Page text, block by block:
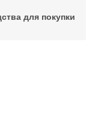
для покупки